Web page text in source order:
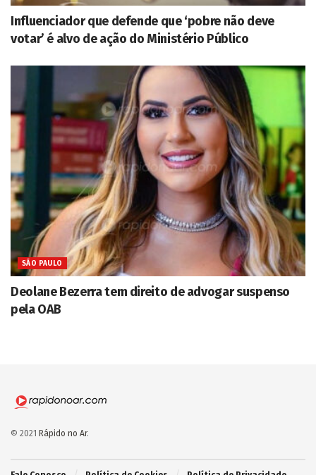
Influenciador que defende que ‘pobre não deve
votar’ é alvo de ação do Ministério Público
SÃO PAULO
Deolane Bezerra tem direito de advogar suspenso
pela OAB
© 2021 Rápido no Ar.